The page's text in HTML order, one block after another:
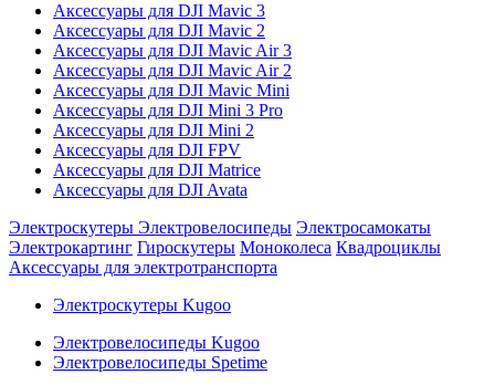
Аксессуары для DJI Mavic 3
Аксессуары для DJI Mavic 2
Аксессуары для DJI Mavic Air 3
Аксессуары для DJI Mavic Air 2
Аксессуары для DJI Mavic Mini
Аксессуары для DJI Mini 3 Pro
Аксессуары для DJI Mini 2
Аксессуары для DJI FPV
Аксессуары для DJI Matrice
Аксессуары для DJI Avata
Электроскутеры Электровелосипеды Электросамокаты
Электрокартинг Гироскутеры Моноколеса Квадроциклы
Аксессуары для электротранспорта
Электроскутеры Kugoo
Электровелосипеды Kugoo
Электровелосипеды Spetime